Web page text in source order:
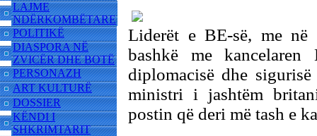
LAJME
NDËRKOMBËTARE
POLITIKË
DIASPORA NË
ZVICËR DHE BOTË
PERSONAZH
ART KULTURË
DOSSIER
KËNDI I
SHKRIMTARIT
Liderët e BE-së, me në
bashkë me
diplomacisë dhe
ministri i jashtëm
postin që deri më tash e